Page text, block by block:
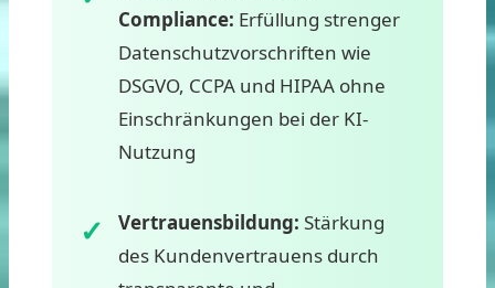
Compliance: Erfüllung strenger
Datenschutzvorschriften wie
DSGVO, CCPA und HIPAA ohne
Einschränkungen bei der KI-
Nutzung
Vertrauensbildung: Stärkung
des Kundenvertrauens durch